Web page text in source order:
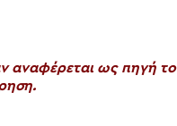
αναφέρεται ως πηγή το